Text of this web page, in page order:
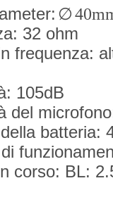
∅
32 ohm
frequenza:
105dB
del
batteria:
corso: BL: